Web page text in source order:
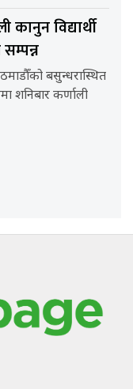
विद्यार्थी
बसुन्धरास्थित
शनिबार कर्णाली